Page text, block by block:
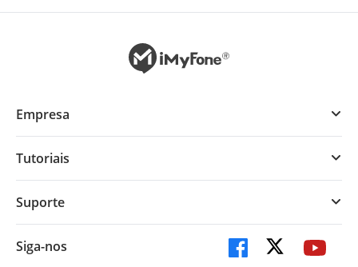
Empresa
Tutoriais
Suporte
Siga-nos